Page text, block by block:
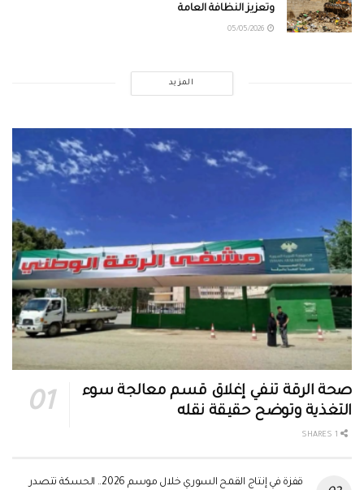
وتعزيز النظافة العامة
المزيد
صحة الرقة تنفي إغلاق قسم معالجة سوء
التغذية وتوضح حقيقة نقله
قفزة في إنتاج القمح السوري خلال موسم 2026.. الحسكة تتصدر